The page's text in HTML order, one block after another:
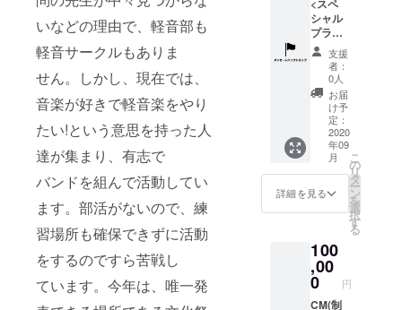
いなどの理由で、軽音部も
軽音サークルもありま
せん。しかし、現在では、
音楽が好きで軽音楽をやり
たい!という意思を持った人
達が集まり、有志で
バンドを組んで活動してい
ます。部活がないので、練
習場所も確保できずに活動
をするのですら苦戦し
ています。今年は、唯一発
名前を
ご記入
くださ
い。 ※
記入が
ない場
合は
CAMPF
IREにて
使用さ
れてい
るハン
ドル
ネーム
を使用
させて
すご了
承くだ
さい。
※また特
定の人
<スペ
シャル
プラン>
超文化
祭の
バック
ドロッ
プ（フ
ラッ
グ）に
参加高
校生が
寄書き
をして
ご提供
致しま
支援
者：
0人
お届
け予
定：
2020
年09
月
詳細を見る
こ
の
リ
タ
ー
ン
を
選
択
す
る
100
,00
0 円
CM(制